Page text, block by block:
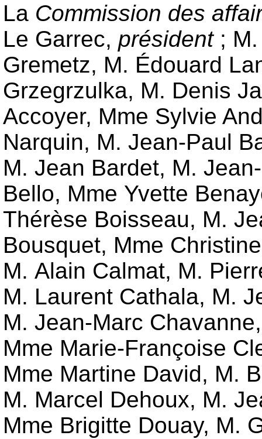
La Commission des
Le Garrec, président;
Gremetz, M. Édouard
Grzegrzulka, M. Denis
Accoyer, Mme Sylvie
Narquin, M. Jean-Paul
M. Jean Bardet, M.
Bello, Mme Yvette
Thérèse Boisseau, M.
Bousquet, Mme
M. Alain Calmat, M.
M. Laurent Cathala, M.
M. Jean-Marc Chavanne
Mme Marie-Françoise
Mme Martine David, M.
M. Marcel Dehoux, M.
Mme Brigitte Douay, M.